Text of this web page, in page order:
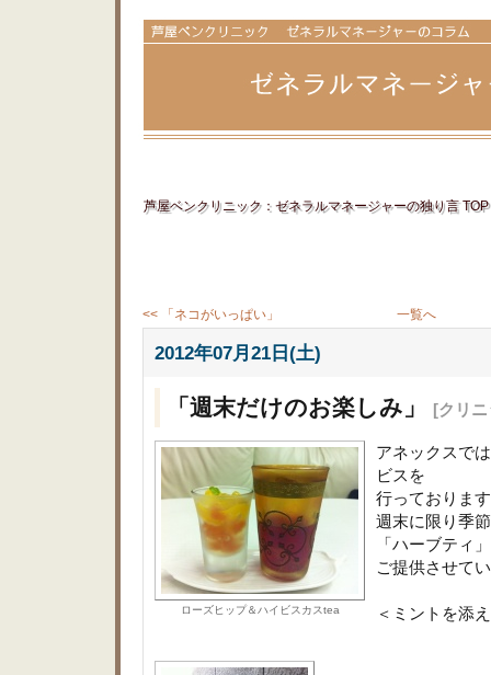
芦屋ベンクリニック：ゼネラルマネージャーの独り言 TOP
<< 「ネコがいっぱい」 一覧へ
2012年07月21日(土)
「週末だけのお楽しみ」 [クリ
ローズヒップ＆ハイビスカスtea
アネックスで
ビスを
行っておりま
週末に限り季
「ハーブティ
ご提供させて
＜ミントを添